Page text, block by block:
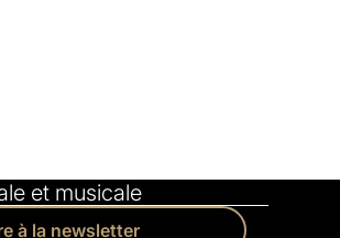
et musicale
à la newsletter